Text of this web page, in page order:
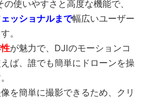
使いやすさと高度な機能で、
ッショナルまで幅広いユーザー
。
が魅力で、DJIのモーションコ
ば、誰でも簡単にドローンを操
を簡単に撮影できるため、クリ